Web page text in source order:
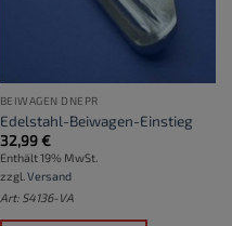
BEIWAGEN DNEPR
Edelstahl-Beiwagen-Einstieg
32,99€
Enthält 19% MwSt.
zzgl. Versand
Art: S4136-VA